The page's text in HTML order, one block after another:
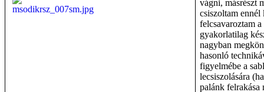
vágni, másrészt
csiszoltam
felcsavaroztam
gyakorlatilag
nagyban
hasonló
figyelmébe a
lecsiszolására
palánk felrakása